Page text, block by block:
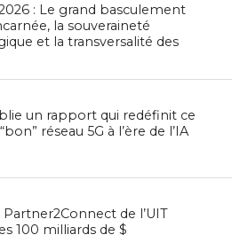
: Le grand basculement
la souveraineté
et la transversalité des
un rapport qui redéfinit ce
réseau 5G à l’ère de l’IA
Partner2Connect de l’UIT
100 milliards de $